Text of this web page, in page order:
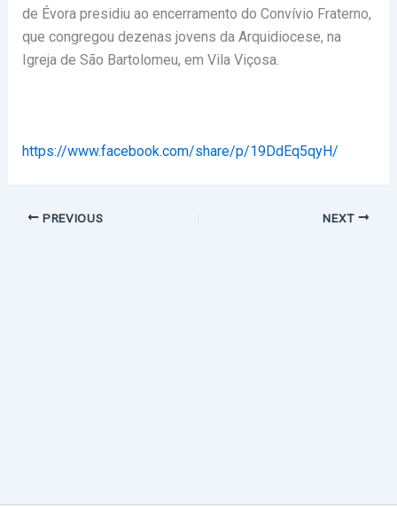
de Évora presidiu ao encerramento do Convívio Fraterno,
que congregou dezenas jovens da Arquidiocese, na
Igreja de São Bartolomeu, em Vila Viçosa.
https://www.facebook.com/share/p/19DdEq5qyH/
PREVIOUS NEXT